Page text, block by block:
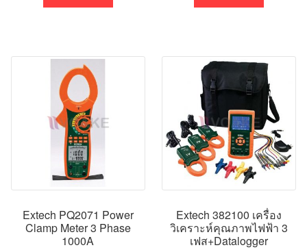
Extech PQ2071 Power
Clamp Meter 3 Phase
1000A
Extech 382100 เครื่อง
วิเคราะห์คุณภาพไฟฟ้า 3
เฟส+Datalogger